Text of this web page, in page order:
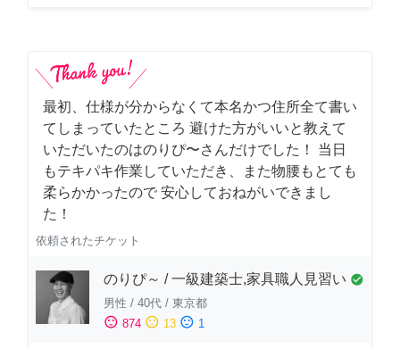
最初、仕様が分からなくて本名かつ住所全て書い
てしまっていたところ 避けた方がいいと教えて
いただいたのはのりぴ〜さんだけでした！ 当日
もテキパキ作業していただき、また物腰もとても
柔らかかったので 安心しておねがいできまし
た！
依頼されたチケット
のりぴ～ / 一級建築士,家具職人見習い check_circle
男性 / 40代 / 東京都
sentiment_satisfied 874 sentiment_neutral 13 sentiment_dissatisfied 1